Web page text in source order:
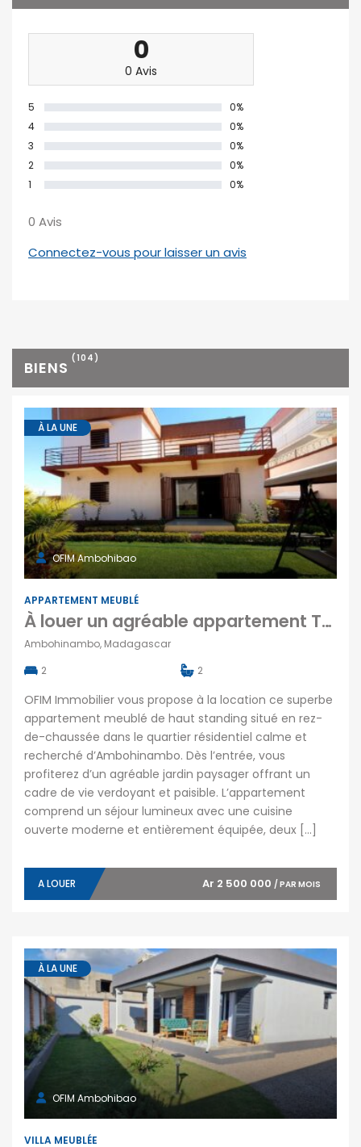
0
0 Avis
5
0%
4
0%
3
0%
2
0%
1
0%
0 Avis
Connectez-vous pour laisser un avis
BIENS (104)
À LA UNE
OFIM Ambohibao
APPARTEMENT MEUBLÉ
À louer un agréable appartement T3 meublé situé dans un quartier résidentiel calme et paisible d’Ambohinambo Madagascar
Ambohinambo, Madagascar
2
2
OFIM Immobilier vous propose à la location ce superbe
appartement meublé de haut standing situé en rez-
de-chaussée dans le quartier résidentiel calme et
recherché d’Ambohinambo. Dès l’entrée, vous
profiterez d’un agréable jardin paysager offrant un
cadre de vie verdoyant et paisible. L’appartement
comprend un séjour lumineux avec une cuisine
ouverte moderne et entièrement équipée, deux […]
A LOUER Ar 2 500 000 / PAR MOIS
À LA UNE
OFIM Ambohibao
VILLA MEUBLÉE